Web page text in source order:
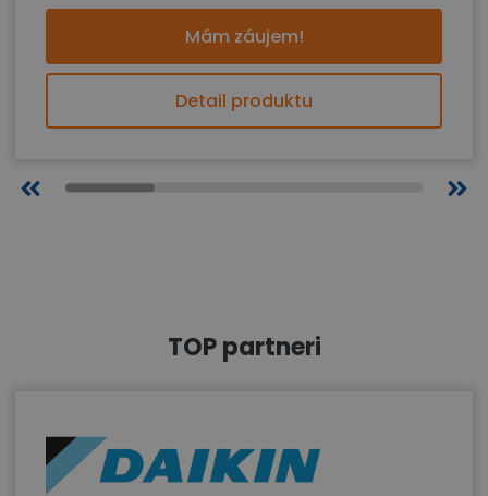
Mám záujem!
Detail produktu
TOP partneri